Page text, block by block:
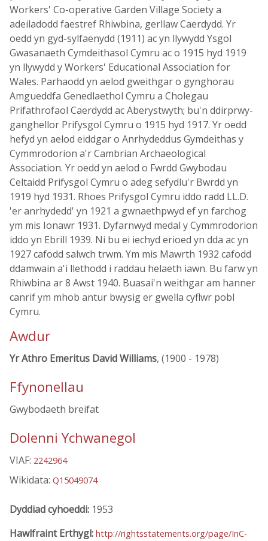
Workers' Co-operative Garden Village Society a
adeiladodd faestref Rhiwbina, gerllaw Caerdydd. Yr
oedd yn gyd-sylfaenydd (1911) ac yn llywydd Ysgol
Gwasanaeth Cymdeithasol Cymru ac o 1915 hyd 1919
yn llywydd y Workers' Educational Association for
Wales. Parhaodd yn aelod gweithgar o gynghorau
Amgueddfa Genedlaethol Cymru a Cholegau
Prifathrofaol Caerdydd ac Aberystwyth; bu'n ddirprwy-
ganghellor Prifysgol Cymru o 1915 hyd 1917. Yr oedd
hefyd yn aelod eiddgar o Anrhydeddus Gymdeithas y
Cymmrodorion a'r Cambrian Archaeological
Association. Yr oedd yn aelod o Fwrdd Gwybodau
Celtaidd Prifysgol Cymru o adeg sefydlu'r Bwrdd yn
1919 hyd 1931. Rhoes Prifysgol Cymru iddo radd LL.D.
'er anrhydedd' yn 1921 a gwnaethpwyd ef yn farchog
ym mis Ionawr 1931. Dyfarnwyd medal y Cymmrodorion
iddo yn Ebrill 1939. Ni bu ei iechyd erioed yn dda ac yn
1927 cafodd salwch trwm. Ym mis Mawrth 1932 cafodd
ddamwain a'i llethodd i raddau helaeth iawn. Bu farw yn
Rhiwbina ar 8 Awst 1940. Buasai'n weithgar am hanner
canrif ym mhob antur bwysig er gwella cyflwr pobl
Cymru.
Awdur
Yr Athro Emeritus David Williams, (1900 - 1978)
Ffynonellau
Gwybodaeth breifat
Dolenni Ychwanegol
VIAF: 2242964
Wikidata: Q15049074
Dyddiad cyhoeddi: 1953
Hawlfraint Erthygl: http://rightsstatements.org/page/InC-